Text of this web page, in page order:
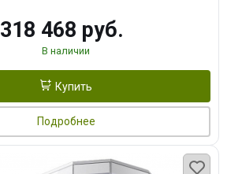
318 468 руб.
В наличии
Купить
Подробнее